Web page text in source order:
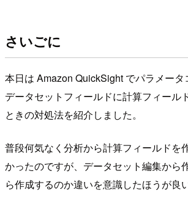
さいごに
本日は Amazon QuickSight でパラメー
データセットフィールドに計算フィール
ときの対処法を紹介しました。
普段何気なく分析から計算フィールドを
かったのですが、データセット編集から
ら作成するのか違いを意識したほうが良